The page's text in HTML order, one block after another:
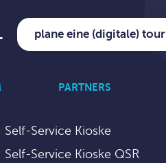
plane eine (digitale) tour
PARTNERS
Self-Service Kioske
Self-Service Kioske QSR